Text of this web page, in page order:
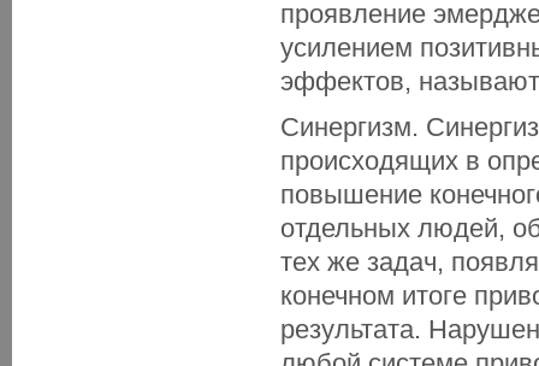
проявление
усилением
эффектов,
Синергизм.
происходящих в
повышение
отдельных людей,
тех же задач,
конечном итоге
результата.